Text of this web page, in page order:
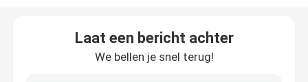
Opstaande verpakkingszakken
Laat een bericht achter
We bellen je snel terug!